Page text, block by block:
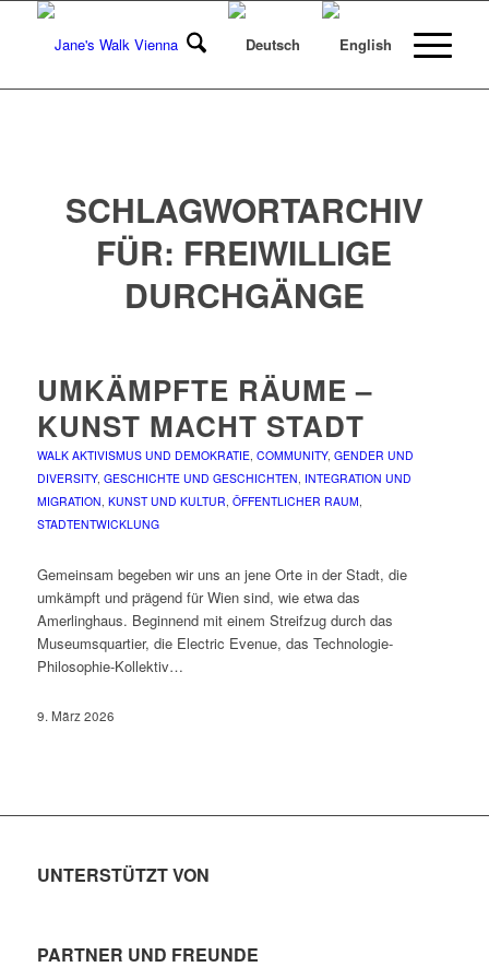
SCHLAGWORTARCHIV
FÜR: FREIWILLIGE
DURCHGÄNGE
UMKÄMPFTE RÄUME –
KUNST MACHT STADT
WALK AKTIVISMUS UND DEMOKRATIE, COMMUNITY, GENDER UND
DIVERSITY, GESCHICHTE UND GESCHICHTEN, INTEGRATION UND
MIGRATION, KUNST UND KULTUR, ÖFFENTLICHER RAUM,
STADTENTWICKLUNG
Gemeinsam begeben wir uns an jene Orte in der Stadt, die
umkämpft und prägend für Wien sind, wie etwa das
Amerlinghaus. Beginnend mit einem Streifzug durch das
Museumsquartier, die Electric Evenue, das Technologie-
Philosophie-Kollektiv…
9. März 2026
UNTERSTÜTZT VON
PARTNER UND FREUNDE